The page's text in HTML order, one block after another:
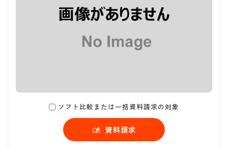
ソフト比較または一括資料請求の対象
資料請求